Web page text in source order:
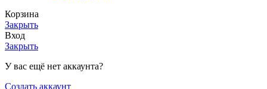
Корзина
Закрыть
Вход
Закрыть
У вас ещё нет аккаунта?
Создать аккаунт